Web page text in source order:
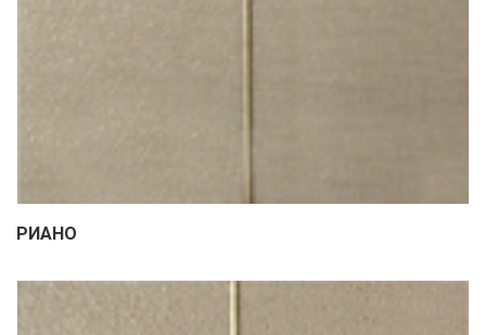
РИАНО